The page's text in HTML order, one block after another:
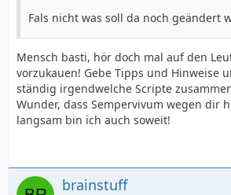
Fals nicht was soll da noch geändert
Mensch basti, hör doch mal auf den
vorzukauen! Gebe Tipps und Hinweise
ständig irgendwelche Scripte
Wunder, dass Sempervivum wegen dir
langsam bin ich auch soweit!
brainstuff